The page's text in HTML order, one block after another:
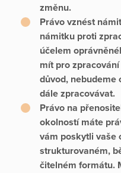
změnu.
Právo vznést
námitku proti
účelem
mít pro
důvod, nebudeme
dále zpracovávat.
Právo na
okolností máte
vám poskytli vaše
strukturovaném,
čitelném formátu.